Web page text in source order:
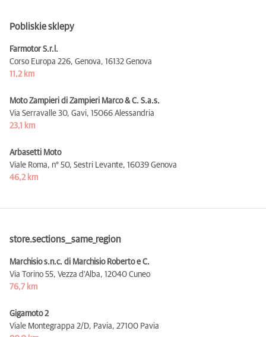
Pobliskie sklepy
Farmotor S.r.l.
Corso Europa 226, Genova, 16132 Genova
11,2 km
Moto Zampieri di Zampieri Marco & C. S.a.s.
Via Serravalle 30, Gavi, 15066 Alessandria
23,1 km
Arbasetti Moto
Viale Roma, n° 50, Sestri Levante, 16039 Genova
46,2 km
store.sections__same_region
Marchisio s.n.c. di Marchisio Roberto e C.
Via Torino 55, Vezza d'Alba, 12040 Cuneo
76,7 km
Gigamoto 2
Viale Montegrappa 2/D, Pavia, 27100 Pavia